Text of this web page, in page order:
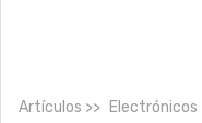
Artículos Electrónicos